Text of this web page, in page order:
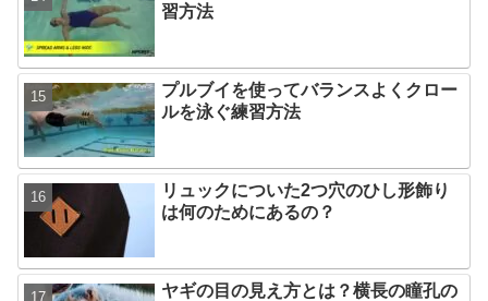
習方法
プルブイを使ってバランスよくクロー
ルを泳ぐ練習方法
リュックについた2つ穴のひし形飾り
は何のためにあるの？
ヤギの目の見え方とは？横長の瞳孔の